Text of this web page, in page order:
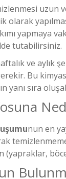
uzun
olarak
yapmaya
tutabilirsiniz.
ve aylık
Bu
yanı sıra
nun en
(yapraklar,